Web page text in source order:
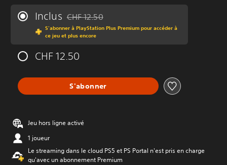
Inclus Remise par rapport au prix d'origine de CHF
CHF 12.50
S'abonner à PlayStation Plus Premium pour accéder à
ce jeu et plus encore
CHF 12.50
S'abonner
Jeu hors ligne activé
1 joueur
Le streaming dans le cloud PS5 et PS Portal n'est pris en charge
qu'avec un abonnement Premium